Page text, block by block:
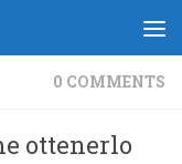
0 COMMENTS
ottenerlo